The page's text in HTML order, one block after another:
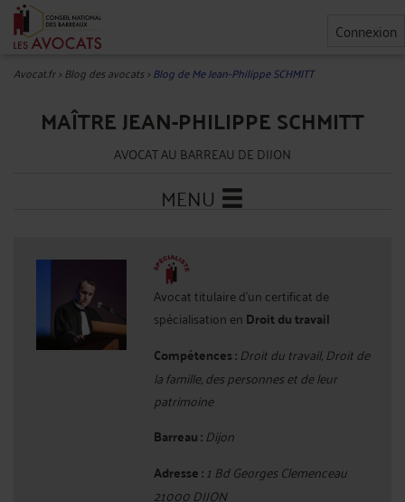
Connexion
Avocat.fr>Blog des avocats>Blog de Me Jean-Philippe SCHMITT
MAÎTRE JEAN-PHILIPPE SCHMITT
AVOCAT AU BARREAU DE DIJON
MENU
Avocat titulaire d'un certificat de
spécialisation en Droit du travail
Compétences : Droit du travail, Droit de
la famille, des personnes et de leur
patrimoine
Barreau : Dijon
Adresse :1 Bd Georges Clemenceau
21000 DIJON